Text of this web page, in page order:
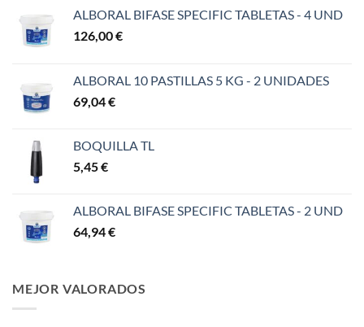
ALBORAL BIFASE SPECIFIC TABLETAS - 4 UND
126,00€
ALBORAL 10 PASTILLAS 5 KG - 2 UNIDADES
69,04€
BOQUILLA TL
5,45€
ALBORAL BIFASE SPECIFIC TABLETAS - 2 UND
64,94€
MEJOR VALORADOS